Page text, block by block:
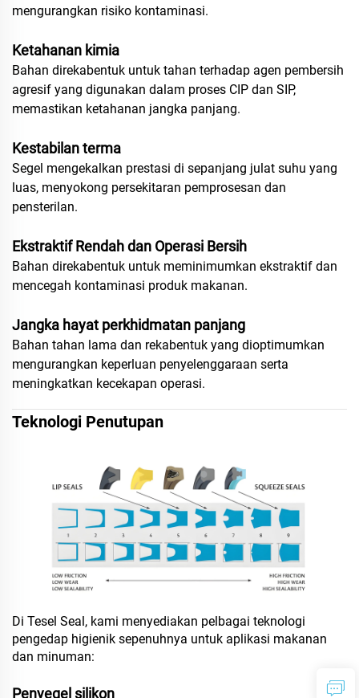
mengurangkan risiko kontaminasi.
Ketahanan kimia
Bahan direkabentuk untuk tahan terhadap agen pembersih
agresif yang digunakan dalam proses CIP dan SIP,
memastikan ketahanan jangka panjang.
Kestabilan terma
Segel mengekalkan prestasi di sepanjang julat suhu yang
luas, menyokong persekitaran pemprosesan dan
pensterilan.
Ekstraktif Rendah dan Operasi Bersih
Bahan direkabentuk untuk meminimumkan ekstraktif dan
mencegah kontaminasi produk makanan.
Jangka hayat perkhidmatan panjang
Bahan tahan lama dan rekabentuk yang dioptimumkan
mengurangkan keperluan penyelenggaraan serta
meningkatkan kecekapan operasi.
Teknologi Penutupan
Di Tesel Seal, kami menyediakan pelbagai teknologi
pengedap higienik sepenuhnya untuk aplikasi makanan
dan minuman:
Penyegel silikon